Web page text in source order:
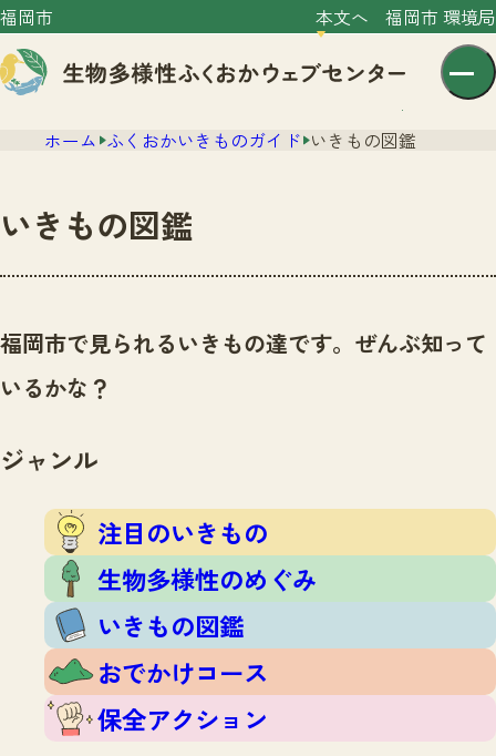
福岡市 本文へ 福岡市 環境局
センター紹介
センター紹介TOP
サイトポリシー
ニュース
いきものガイド
注目のいきもの
生物多様性のめぐみ
いきもの図鑑
おでかけコース
保全アクション
イベント
いきもの調査隊
調査レポート
調査レポートTOP
調査結果
ふくおかいきものマップ
マッチング
マッチングTOP
掲載申し込みフォーム
お問合せ
ホーム ふくおかいきものガイド いきもの図鑑
いきもの図鑑
福岡市で見られるいきもの達です。ぜんぶ知って
いるかな？
ジャンル
注目のいきもの
生物多様性のめぐみ
いきもの図鑑
おでかけコース
保全アクション